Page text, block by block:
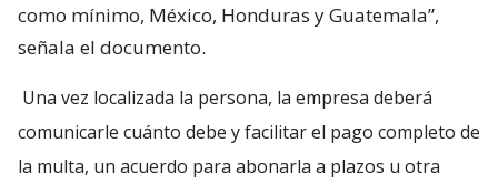
como mínimo, México, Honduras y Guatemala”,
señala el documento.
Una vez localizada la persona, la empresa deberá
comunicarle cuánto debe y facilitar el pago completo de
la multa, un acuerdo para abonarla a plazos u otra